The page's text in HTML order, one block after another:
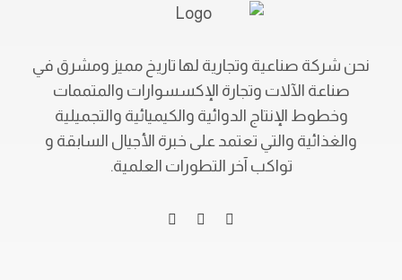
نحن شركة صناعية وتجارية لها تاريخ مميز ومشرق في
صناعة الآلات وتجارة الإكسسوارات والمتممات
وخطوط الإنتاج الدوائية والكيميائية والتجميلية
والغذائية والتي تعتمد على خبرة الأجيال السابقة و
تواكب آخر التطورات العلمية.